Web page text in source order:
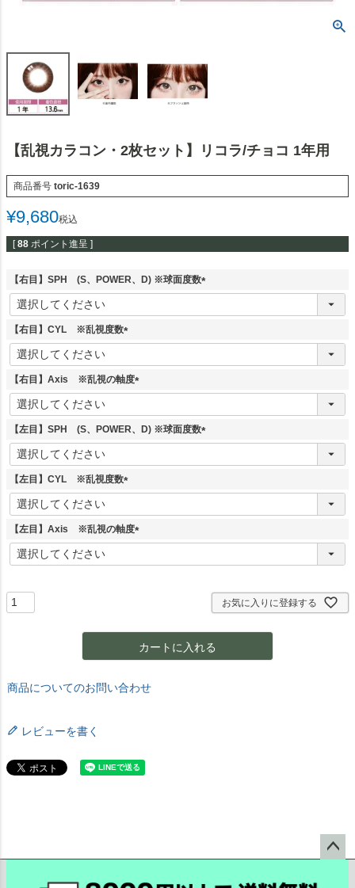
【乱視カラコン・2枚セット】リコラ/チョコ 1年用
商品番号 toric-1639
¥9,680税込
[ 88 ポイント進呈 ]
【右目】SPH (S、POWER、D) ※球面度数
(
【右目】CYL ※乱視度数
(
須
【右目】Axis ※乱視の軸度
(
須
【左目】SPH (S、POWER、D) ※球面度数
(
【左目】CYL ※乱視度数
(
須
【左目】Axis ※乱視の軸度
(
お気に入りに登録する
カートに入れる
商品についてのお問い合わせ
レビューを書く